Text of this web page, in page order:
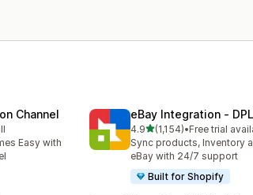
Channel
Easy with
eBay Integration ‑ DPL
4.9เต็ม 5 ดาว
(1,154)
ทั้งหมด 1154 รีวิว
•Free trial
Sync products, Inventory
eBay with 24/7 support
Built for Shopify